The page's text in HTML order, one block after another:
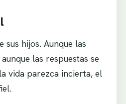
sus hijos. Aunque las
las respuestas se
vida parezca incierta, el